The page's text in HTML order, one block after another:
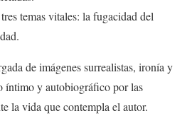
temas vitales: la fugacidad del
de imágenes surrealistas, ironía y
íntimo y autobiográfico por las
la vida que contempla el autor.